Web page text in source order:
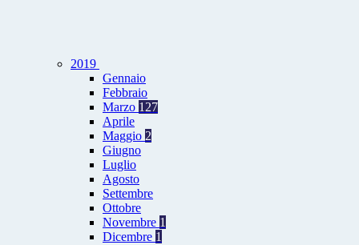
2019
Gennaio
Febbraio
Marzo 127
Aprile
Maggio 2
Giugno
Luglio
Agosto
Settembre
Ottobre
Novembre 1
Dicembre 1